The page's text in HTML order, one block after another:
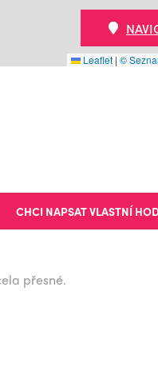
Leaflet | ©
CHCI NAPSAT VLASTNÍ
přesné.